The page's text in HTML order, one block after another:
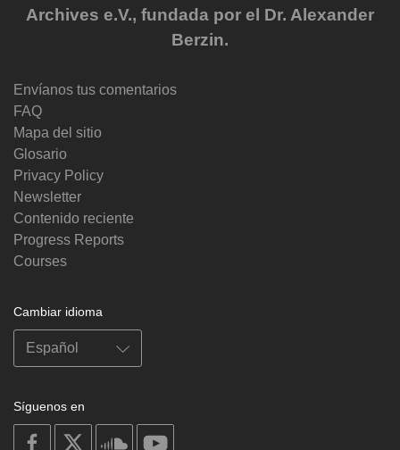
Archives e.V., fundada por el Dr. Alexander
Berzin.
Envíanos tus comentarios
FAQ
Mapa del sitio
Glosario
Privacy Policy
Newsletter
Contenido reciente
Progress Reports
Courses
Cambiar idioma
Síguenos en
on